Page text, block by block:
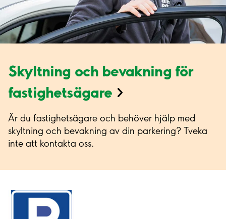
Skyltning och bevakning för
fastighetsägare
Är du fastighetsägare och behöver hjälp med
skyltning och bevakning av din parkering? Tveka
inte att kontakta oss.